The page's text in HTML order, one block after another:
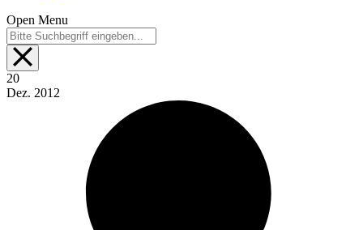
Open Menu
20
Dez. 2012